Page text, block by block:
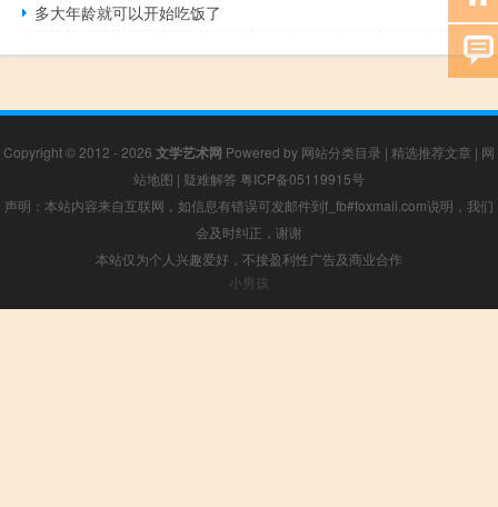
多大年龄就可以开始吃饭了
Copyright © 2012 - 2026 文学艺术网 Powered by 网站分类目录 | 精选推荐文章 | 网
站地图 | 疑难解答 粤ICP备05119915号
声明：本站内容来自互联网，如信息有错误可发邮件到f_fb#foxmail.com说明，我们
会及时纠正，谢谢
本站仅为个人兴趣爱好，不接盈利性广告及商业合作
小男孩